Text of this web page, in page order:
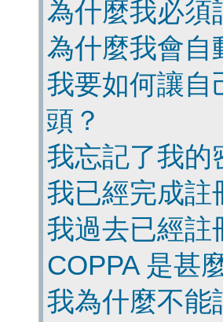
為什麼我必須
為什麼我會自
我要如何讓自
頭？
我忘記了我的
我已經完成註
我過去已經註
COPPA 是甚
我為什麼不能